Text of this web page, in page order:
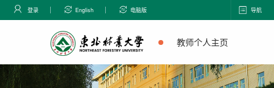
登录 English 电脑版 导航
教师个人主页